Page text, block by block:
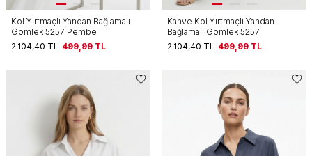
Kol Yırtmaçlı Yandan Bağlamalı
Gömlek 5257 Pembe
2.104,40TL 499,99 TL
Kahve Kol Yırtmaçlı Yandan
Bağlamalı Gömlek 5257
2.104,40TL 499,99 TL